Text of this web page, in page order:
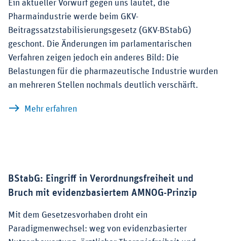
Ein aktueller Vorwurf gegen uns lautet, die
Pharmaindustrie werde beim GKV-
Beitragssatzstabilisierungsgesetz (GKV-BStabG)
geschont. Die Änderungen im parlamentarischen
Verfahren zeigen jedoch ein anderes Bild: Die
Belastungen für die pharmazeutische Industrie wurden
an mehreren Stellen nochmals deutlich verschärft.
Mehr erfahren
BStabG: Eingriff in Verordnungsfreiheit und
Bruch mit evidenzbasiertem AMNOG-Prinzip
Mit dem Gesetzesvorhaben droht ein
Paradigmenwechsel: weg von evidenzbasierter